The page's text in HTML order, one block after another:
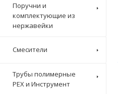
Поручни и
комплектующие из
нержавейки
Смесители
Трубы полимерные
PEX и Инструмент